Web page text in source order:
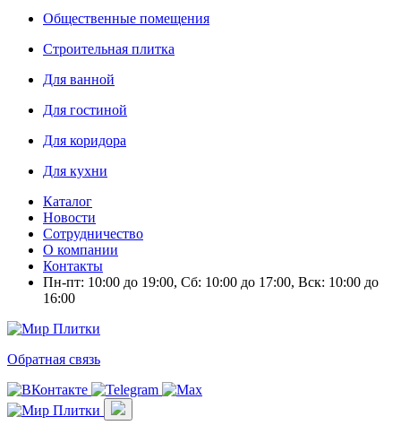
Общественные помещения
Строительная плитка
Для ванной
Для гостиной
Для коридора
Для кухни
Каталог
Новости
Сотрудничество
О компании
Контакты
Пн-пт: 10:00 до 19:00, Сб: 10:00 до 17:00, Вск: 10:00 до
16:00
Обратная связь